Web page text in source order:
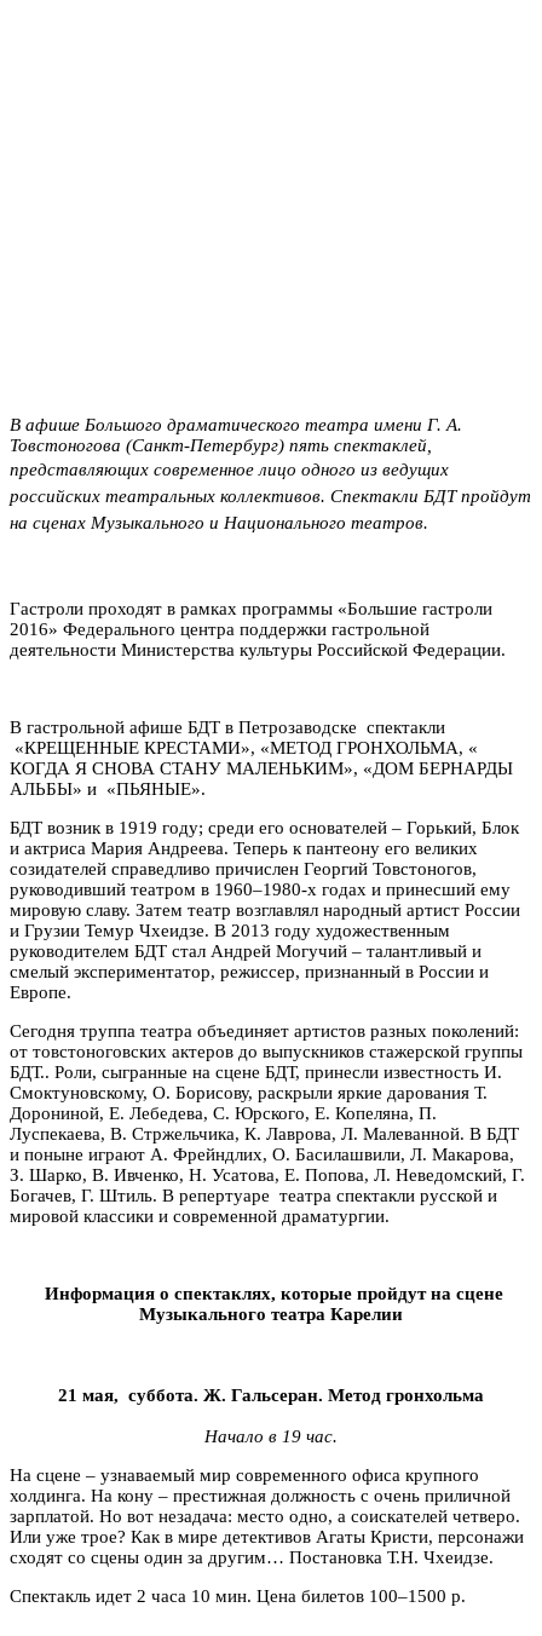
В афише Большого драматического театра имени Г. А.
Товстоногова (Санкт-Петербург) пять спектаклей,
представляющих современное лицо одного из ведущих
российских театральных коллективов. Спектакли БДТ пройдут
на сценах Музыкального и Национального театров.
Гастроли проходят в рамках программы «Большие гастроли
2016» Федерального центра поддержки гастрольной
деятельности Министерства культуры Российской Федерации.
В гастрольной афише БДТ в Петрозаводске спектакли
«КРЕЩЕННЫЕ КРЕСТАМИ», «МЕТОД ГРОНХОЛЬМА, «
КОГДА Я СНОВА СТАНУ МАЛЕНЬКИМ», «ДОМ БЕРНАРДЫ
АЛЬБЫ» и «ПЬЯНЫЕ».
БДТ возник в 1919 году; среди его основателей – Горький, Блок
и актриса Мария Андреева. Теперь к пантеону его великих
созидателей справедливо причислен Георгий Товстоногов,
руководивший театром в 1960–1980-х годах и принесший ему
мировую славу. Затем театр возглавлял народный артист России
и Грузии Темур Чхеидзе. В 2013 году художественным
руководителем БДТ стал Андрей Могучий – талантливый и
смелый экспериментатор, режиссер, признанный в России и
Европе.
Сегодня труппа театра объединяет артистов разных поколений:
от товстоноговских актеров до выпускников стажерской группы
БДТ.. Роли, сыгранные на сцене БДТ, принесли известность И.
Смоктуновскому, О. Борисову, раскрыли яркие дарования Т.
Дорониной, Е. Лебедева, С. Юрского, Е. Копеляна, П.
Луспекаева, В. Стржельчика, К. Лаврова, Л. Малеванной. В БДТ
и поныне играют А. Фрейндлих, О. Басилашвили, Л. Макарова,
З. Шарко, В. Ивченко, Н. Усатова, Е. Попова, Л. Неведомский, Г.
Богачев, Г. Штиль. В репертуаре театра спектакли русской и
мировой классики и современной драматургии.
Информация о спектаклях, которые пройдут на сцене
Музыкального театра Карелии
21 мая, суббота. Ж. Гальсеран. Метод гронхольма
Начало в 19 час.
На сцене – узнаваемый мир современного офиса крупного
холдинга. На кону – престижная должность с очень приличной
зарплатой. Но вот незадача: место одно, а соискателей четверо.
Или уже трое? Как в мире детективов Агаты Кристи, персонажи
сходят со сцены один за другим… Постановка Т.Н. Чхеидзе.
Спектакль идет 2 часа 10 мин. Цена билетов 100–1500 р.